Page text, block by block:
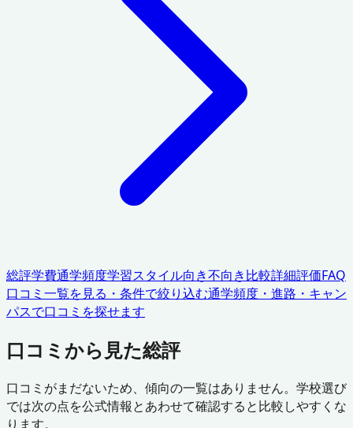
総評学費通学頻度学習スタイル向き不向き比較詳細評価FAQ
口コミ一覧を見る・条件で絞り込む通学頻度・進路・キャン
パスで口コミを探せます
口コミから見た総評
口コミがまだないため、傾向の一覧はありません。学校選び
では次の点を公式情報とあわせて確認すると比較しやすくな
ります。